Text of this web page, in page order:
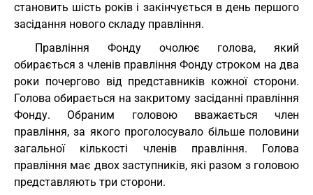
становить шість років і закінчується в день першого
засідання нового складу правління.
Правління Фонду очолює голова, який
обирається з членів правління Фонду строком на два
роки почергово від представників кожної сторони.
Голова обирається на закритому засіданні правління
Фонду. Обраним головою вважається член
правління, за якого проголосувало більше половини
загальної кількості членів правління. Голова
правління має двох заступників, які разом з головою
представляють три сторони.